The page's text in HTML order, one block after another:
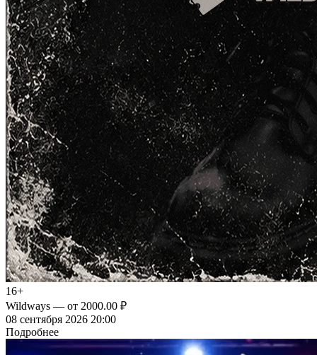
16+
Wildways — от 2000.00 ₽
08 сентября 2026 20:00
Подробнее